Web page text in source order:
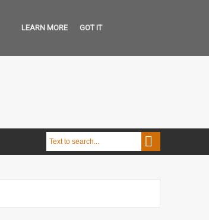
LEARN MORE GOT IT